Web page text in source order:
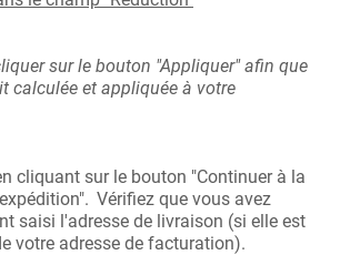
sur le bouton "Appliquer" afin que
calculée et appliquée à votre
cliquant sur le bouton "Continuer à la
Vérifiez que vous avez
saisi l'adresse de livraison (si elle est
votre adresse de facturation).